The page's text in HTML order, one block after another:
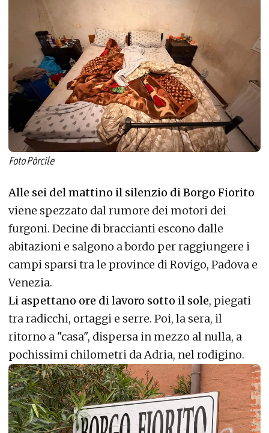
Foto Pòrcile
Alle sei del mattino il silenzio di Borgo Fiorito
viene spezzato dal rumore dei motori dei
furgoni. Decine di braccianti escono dalle
abitazioni e salgono a bordo per raggiungere i
campi sparsi tra le province di Rovigo, Padova e
Venezia.
Li aspettano ore di lavoro sotto il sole, piegati
tra radicchi, ortaggi e serre. Poi, la sera, il
ritorno a "casa", dispersa in mezzo al nulla, a
pochissimi chilometri da Adria, nel rodigino.